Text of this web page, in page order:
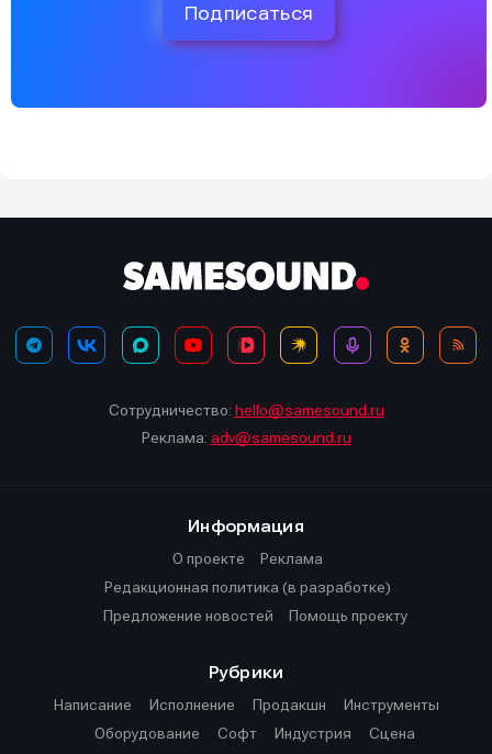
Подписаться
Сотрудничество: hello@samesound.ru
Реклама: adv@samesound.ru
Информация
О проекте
Реклама
Редакционная политика (в разработке)
Предложение новостей
Помощь проекту
Рубрики
Написание
Исполнение Продакшн
Инструменты
Оборудование
Софт Индустрия Сцена